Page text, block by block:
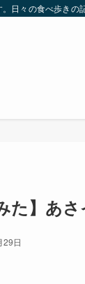
日々の食べ歩きの
た】あ
29日